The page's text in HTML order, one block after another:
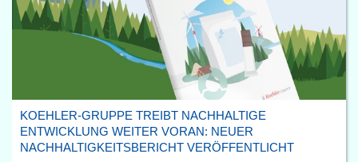
KOEHLER-GRUPPE TREIBT NACHHALTIGE
ENTWICKLUNG WEITER VORAN: NEUER
NACHHALTIGKEITSBERICHT VERÖFFENTLICHT